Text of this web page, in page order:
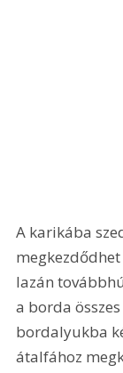
A karikába
lazán
a borda
bordalyukba
átalfához